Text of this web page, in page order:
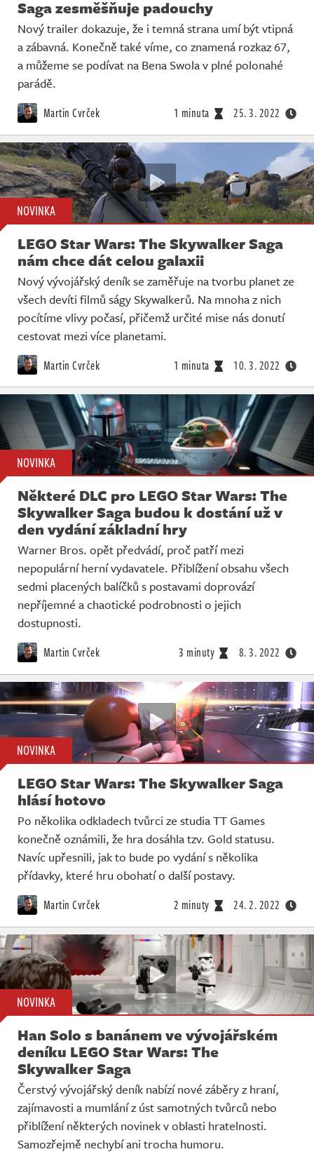
Saga zesměšňuje padouchy
Nový trailer dokazuje, že i temná strana umí být vtipná
a zábavná. Konečně také víme, co znamená rozkaz 67,
a můžeme se podívat na Bena Swola v plné polonahé
parádě.
Martin Cvrček 1 minuta 25. 3. 2022
NOVINKA
LEGO Star Wars: The Skywalker Saga
nám chce dát celou galaxii
Nový vývojářský deník se zaměřuje na tvorbu planet ze
všech devíti filmů ságy Skywalkerů. Na mnoha z nich
pocítíme vlivy počasí, přičemž určité mise nás donutí
cestovat mezi více planetami.
Martin Cvrček 1 minuta 10. 3. 2022
NOVINKA
Některé DLC pro LEGO Star Wars: The
Skywalker Saga budou k dostání už v
den vydání základní hry
Warner Bros. opět předvádí, proč patří mezi
nepopulární herní vydavatele. Přiblížení obsahu všech
sedmi placených balíčků s postavami doprovází
nepříjemné a chaotické podrobnosti o jejich
dostupnosti.
Martin Cvrček 3 minuty 8. 3. 2022
NOVINKA
LEGO Star Wars: The Skywalker Saga
hlásí hotovo
Po několika odkladech tvůrci ze studia TT Games
konečně oznámili, že hra dosáhla tzv. Gold statusu.
Navíc upřesnili, jak to bude po vydání s několika
přídavky, které hru obohatí o další postavy.
Martin Cvrček 2 minuty 24. 2. 2022
NOVINKA
Han Solo s banánem ve vývojářském
deníku LEGO Star Wars: The
Skywalker Saga
Čerstvý vývojářský deník nabízí nové záběry z hraní,
zajímavosti a mumlání z úst samotných tvůrců nebo
přiblížení některých novinek v oblasti hratelnosti.
Samozřejmě nechybí ani trocha humoru.